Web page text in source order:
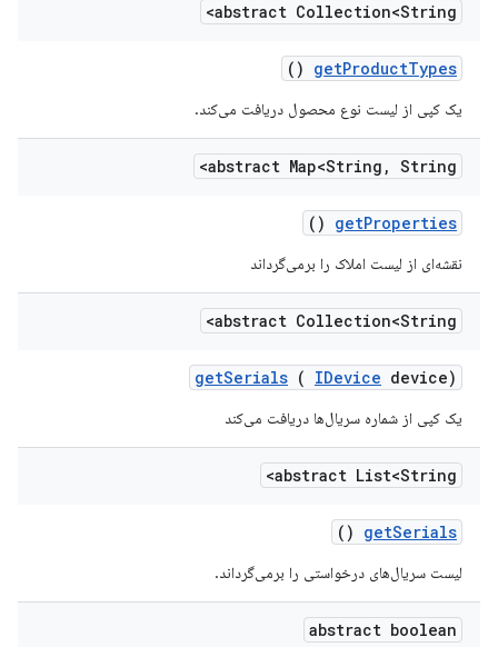
abstract Collection<String>
getProductTypes
()
یک کپی از لیست نوع محصول دریافت می‌کند.
abstract Map<String , String>
getProperties
()
نقشه‌ای از لیست املاک را برمی‌گرداند
abstract Collection<String>
getSerials ( IDevice device)
یک کپی از شماره سریال‌ها دریافت می‌کند
abstract List<String>
getSerials
()
لیست سریال‌های درخواستی را برمی‌گرداند.
abstract boolean